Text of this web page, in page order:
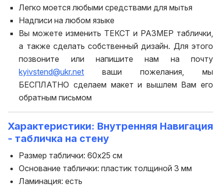
Легко моется любыми средствами для мытья
Надписи на любом языке
Вы можете изменить ТЕКСТ и РАЗМЕР таблички,
а также сделать собственный дизайн. Для этого
позвоните или напишите нам на почту
kyivstend@ukr.net ваши пожелания, мы
БЕСПЛАТНО сделаем макет и вышлем Вам его
обратным письмом
Характеристики: Внутренняя Навигация
- табличка на стену
Размер таблички: 60х25 см
Основание таблички: пластик толщиной 3 мм
Ламинация: есть